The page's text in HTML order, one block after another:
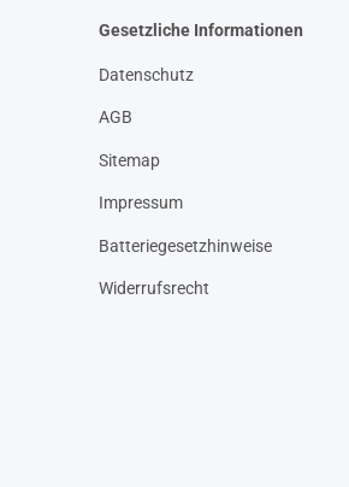
Gesetzliche Informationen
Datenschutz
AGB
Sitemap
Impressum
Batteriegesetzhinweise
Widerrufsrecht